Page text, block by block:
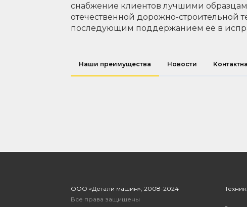
снабжение клиентов лучшими
отечественной дорожно-строительной
последующим поддержанием её в
Наши преимущества Новости
ООО «Детали машин», 2008-2024
Все права защищены